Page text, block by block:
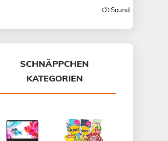
SCHNÄPPCHEN
KATEGORIEN